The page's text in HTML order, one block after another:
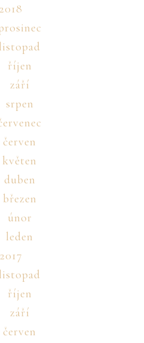
2018
říjen
září
srpen
červen
květen
duben
březen
únor
leden
2017
říjen
září
červen